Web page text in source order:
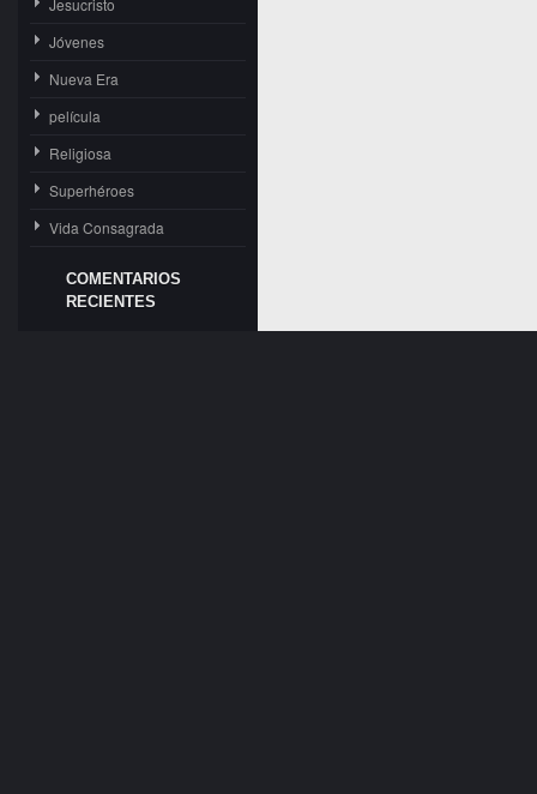
Jesucristo
Jóvenes
Nueva Era
película
Religiosa
Superhéroes
Vida Consagrada
COMENTARIOS
RECIENTES